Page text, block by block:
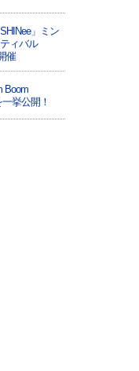
」ミン
ィバル
催
Boom
挙公開！